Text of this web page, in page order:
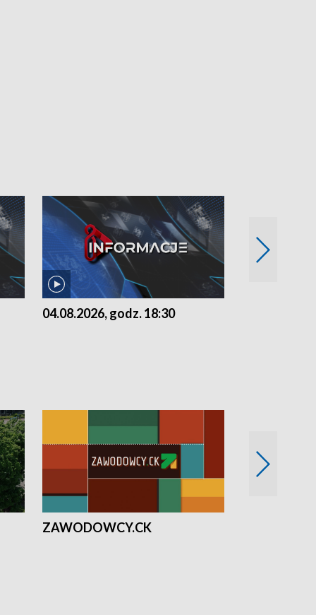
04.08.2026, godz. 18:30
ZAWODOWCY.CK